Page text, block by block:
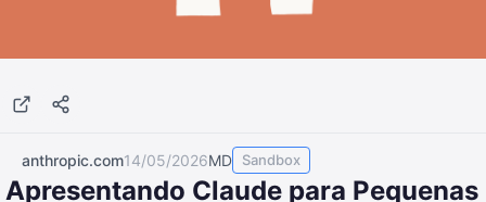
anthropic.com14/05/2026MD Sandbox
Apresentando Claude para Pequenas